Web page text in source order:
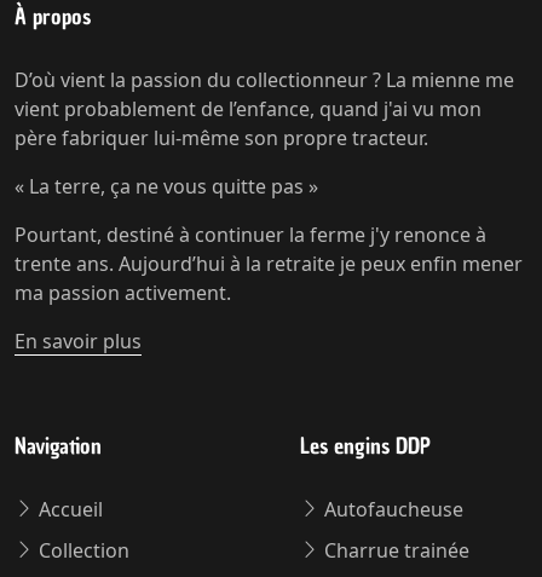
À propos
D’où vient la passion du collectionneur ? La mienne me
vient probablement de l’enfance, quand j'ai vu mon
père fabriquer lui-même son propre tracteur.
« La terre, ça ne vous quitte pas »
Pourtant, destiné à continuer la ferme j'y renonce à
trente ans. Aujourd’hui à la retraite je peux enfin mener
ma passion activement.
En savoir plus
Navigation
Accueil
Collection
Les engins DDP
Autofaucheuse
Charrue trainée